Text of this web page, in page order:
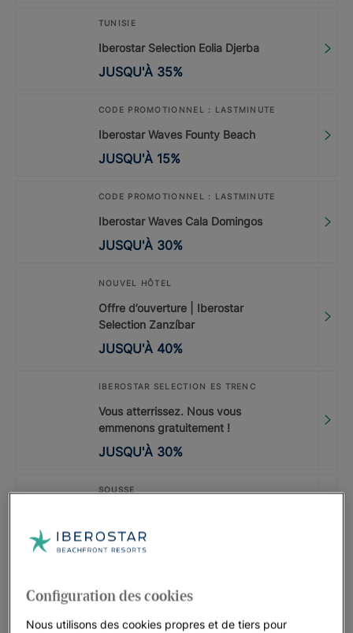
TUNISIE
Iberostar Selection Eolia Djerba
JUSQU'À 35%
CODE PROMOTIONNEL : LASTMINUTE
Iberostar Waves Founty Beach
JUSQU'À 15%
CODE PROMOTIONNEL : LASTMINUTE
Iberostar Waves Cala Domingos
JUSQU'À 30%
NOUVEL HÔTEL
Offre d’ouverture | Iberostar
Selection Zanzíbar
JUSQU'À 40%
IBEROSTAR SELECTION ES TRENC
Vous atterrissez. Nous vous
emmenons gratuitement !
JUSQU'À 30%
SOUSSE
JUSQU'À
Iberostar Waves Mehari Djerba |
Djerba
Configuration des cookies
Nous utilisons des cookies propres et de tiers pour